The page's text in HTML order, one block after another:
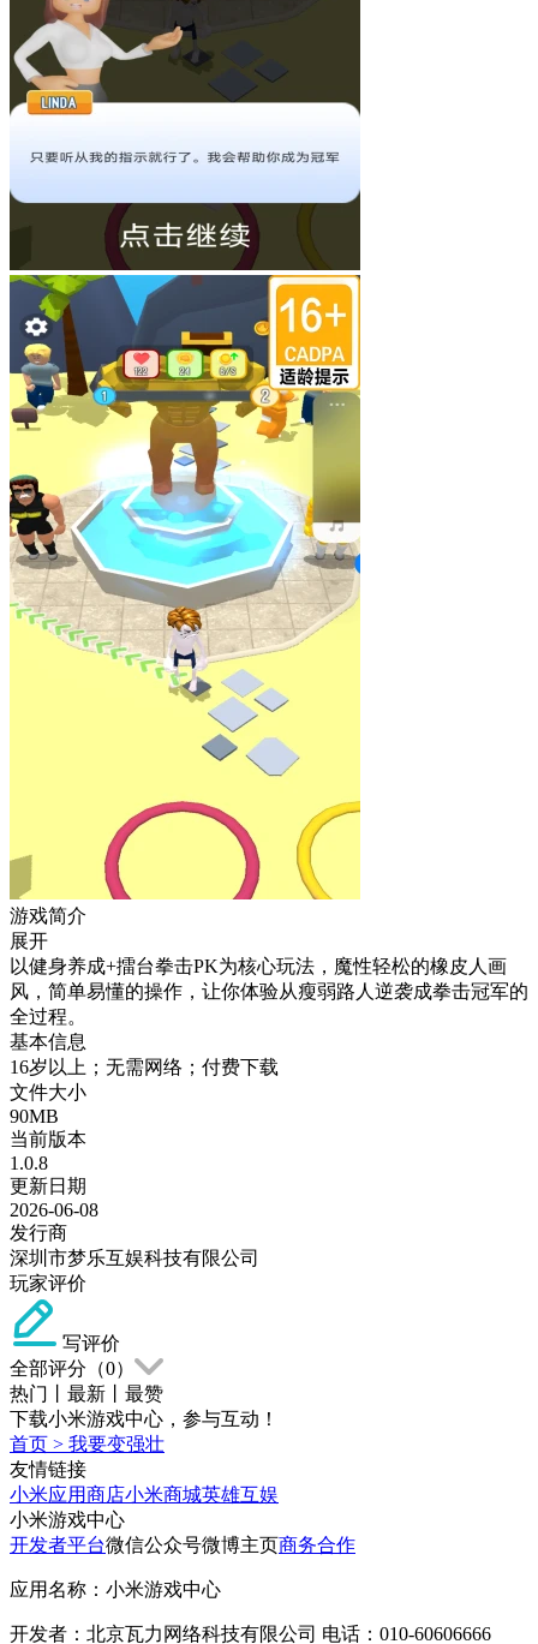
游戏简介
展开
以健身养成+擂台拳击PK为核心玩法，魔性轻松的橡皮人画
风，简单易懂的操作，让你体验从瘦弱路人逆袭成拳击冠军的
全过程。
基本信息
16岁以上；无需网络；付费下载
文件大小
90MB
当前版本
1.0.8
更新日期
2026-06-08
发行商
深圳市梦乐互娱科技有限公司
玩家评价
写评价
全部评分（0）
热门
最新
最赞
下载小米游戏中心，参与互动！
首页 > 我要变强壮
友情链接
小米应用商店小米商城英雄互娱
小米游戏中心
开发者平台微信公众号微博主页商务合作
应用名称：小米游戏中心
开发者：北京瓦力网络科技有限公司 电话：010-60606666